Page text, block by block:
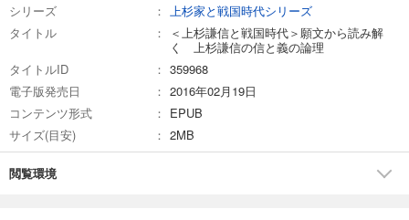
シリーズ
上杉家と戦国時代シリーズ
タイトル
＜上杉謙信と戦国時代＞願文から読み解
く 上杉謙信の信と義の論理
タイトルID
359968
電子版発売日
2016年02月19日
コンテンツ形式
EPUB
サイズ(目安)
2MB
閲覧環境